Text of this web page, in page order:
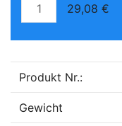
29,08 €
Produkt Nr.:
Gewicht